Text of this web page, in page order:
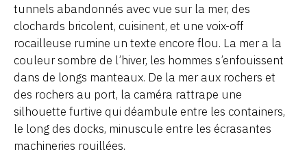
tunnels abandonnés avec vue sur la mer, des
clochards bricolent, cuisinent, et une voix-off
rocailleuse rumine un texte encore flou. La mer a la
couleur sombre de l’hiver, les hommes s’enfouissent
dans de longs manteaux. De la mer aux rochers et
des rochers au port, la caméra rattrape une
silhouette furtive qui déambule entre les containers,
le long des docks, minuscule entre les écrasantes
machineries rouillées.